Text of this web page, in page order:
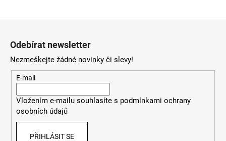
Odebírat newsletter
Nezmeškejte žádné novinky či slevy!
E-mail
Vložením e-mailu souhlasíte s podmínkami ochrany
osobních údajů
PŘIHLÁSIT SE